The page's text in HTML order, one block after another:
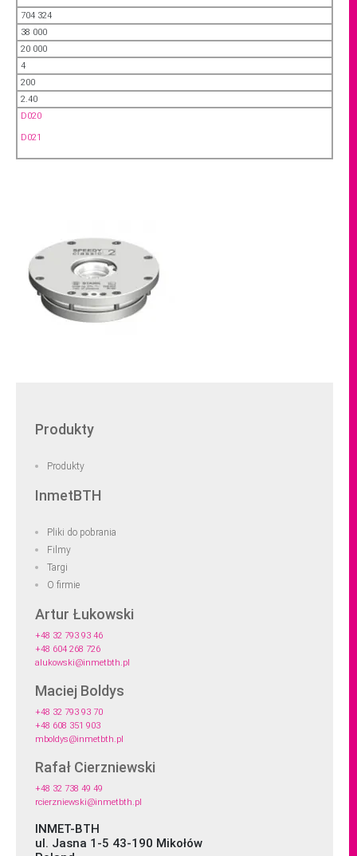
704 324
38 000
20 000
4
200
2.40
D020
D021
Produkty
Produkty
InmetBTH
Pliki do pobrania
Filmy
Targi
O firmie
Artur Łukowski
+48 32 793 93 46
+48 604 268 726
alukowski@inmetbth.pl
Maciej Boldys
+48 32 793 93 70
+48 608 351 903
mboldys@inmetbth.pl
Rafał Cierzniewski
+48 32 738 49 49
rcierzniewski@inmetbth.pl
INMET-BTH
ul. Jasna 1-5 43-190 Mikołów